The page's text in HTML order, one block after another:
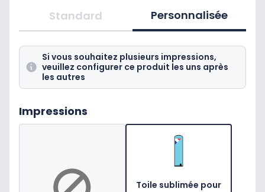
Standard Personnalisée
Si vous souhaitez plusieurs impressions,
veuillez configurer ce produit les uns après
les autres
Impressions
Toile sublimée pour